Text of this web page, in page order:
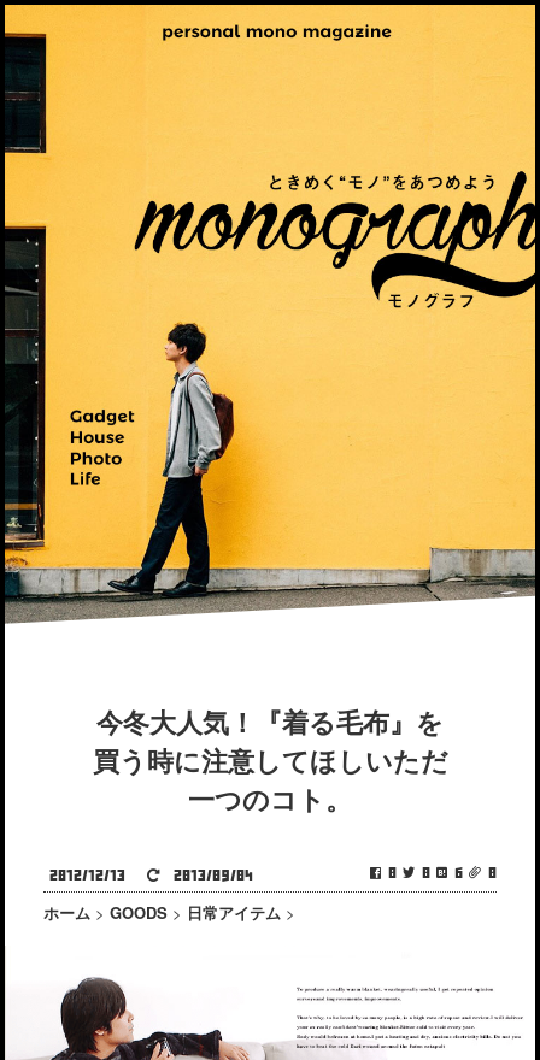
今冬大人気！『着る毛布』を
買う時に注意してほしいただ
一つのコト。
0 0 6 0
2012/12/13 2013/09/04
ホーム > GOODS > 日常アイテム >